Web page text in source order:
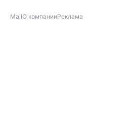
MailО компанииРеклама